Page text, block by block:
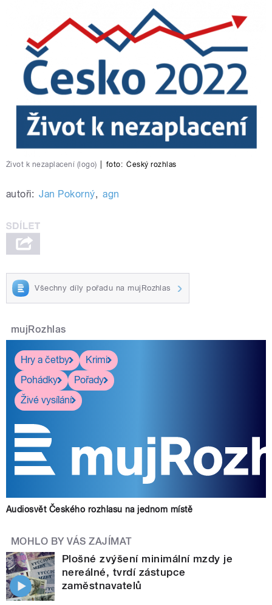
Život k nezaplacení (logo) foto: Český rozhlas
autoři: Jan Pokorný, agn
Všechny díly pořadu na mujRozhlas
mujRozhlas
Hry a četby
Krimi
Pohádky
Pořady
Živé vysílání
Audiosvět Českého rozhlasu na jednom místě
MOHLO BY VÁS ZAJÍMAT
Plošné zvýšení minimální mzdy je
nereálné, tvrdí zástupce
zaměstnavatelů